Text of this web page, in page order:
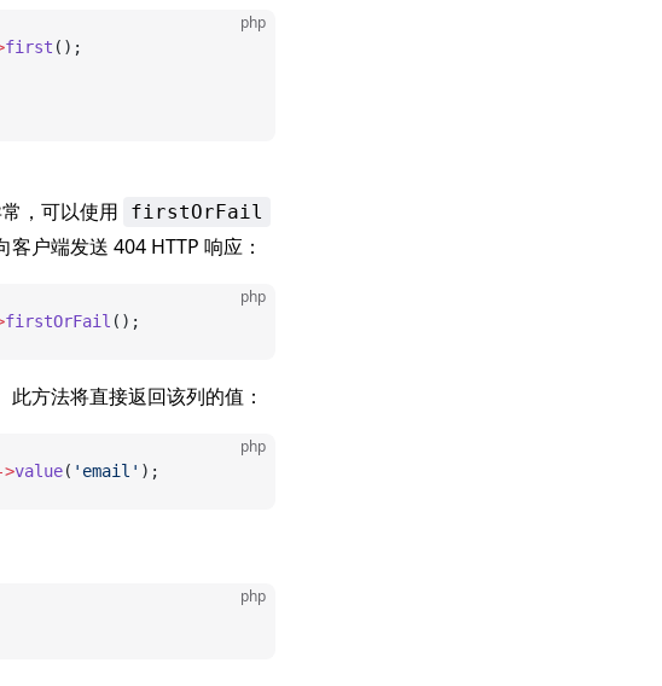
php
first ();
，可以使用 firstOrFail
客户端发送 404 HTTP 响应：
php
firstOrFail ();
方法将直接返回该列的值：
php
>value( 'email' );
php